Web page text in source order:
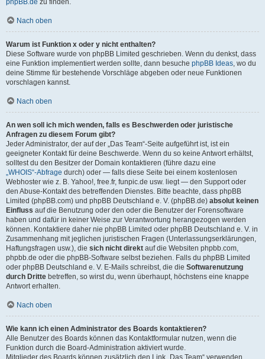
phpBB.de zu finden.
Nach oben
Warum ist Funktion x oder y nicht enthalten?
Diese Software wurde von phpBB Limited geschrieben. Wenn du denkst, dass
eine Funktion implementiert werden sollte, dann besuche phpBB Ideas, wo du
deine Stimme für bestehende Vorschläge abgeben oder neue Funktionen
vorschlagen kannst.
Nach oben
An wen soll ich mich wenden, falls es Beschwerden oder juristische
Anfragen zu diesem Forum gibt?
Jeder Administrator, der auf der „Das Team“-Seite aufgeführt ist, ist ein
geeigneter Kontakt für deine Beschwerde. Wenn du so keine Antwort erhältst,
solltest du den Besitzer der Domain kontaktieren (führe dazu eine
„WHOIS“-Abfrage durch) oder — falls diese Seite bei einem kostenlosen
Webhoster wie z. B. Yahoo!, free.fr, funpic.de usw. liegt — den Support oder
den Abuse-Kontakt des betreffenden Dienstes. Bitte beachte, dass phpBB
Limited (phpBB.com) und phpBB Deutschland e. V. (phpBB.de) absolut keinen
Einfluss auf die Benutzung oder den oder die Benutzer der Forensoftware
haben und dafür in keiner Weise zur Verantwortung herangezogen werden
können. Kontaktiere daher nie phpBB Limited oder phpBB Deutschland e. V. in
Zusammenhang mit jeglichen juristischen Fragen (Unterlassungserklärungen,
Haftungsfragen usw.), die sich nicht direkt auf die Websiten phpbb.com,
phpbb.de oder die phpBB-Software selbst beziehen. Falls du phpBB Limited
oder phpBB Deutschland e. V. E-Mails schreibst, die die Softwarenutzung
durch Dritte betreffen, so wirst du, wenn überhaupt, höchstens eine knappe
Antwort erhalten.
Nach oben
Wie kann ich einen Administrator des Boards kontaktieren?
Alle Benutzer des Boards können das Kontaktformular nutzen, wenn die
Funktion durch die Board-Administration aktiviert wurde.
Mitglieder des Boards können zusätzlich den Link „Das Team“ verwenden.